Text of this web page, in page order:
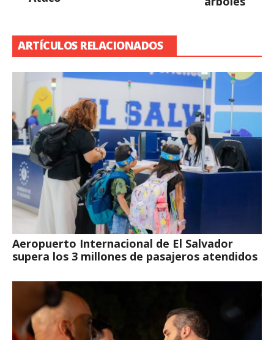
ARTÍCULOS RELACIONADOS
Aeropuerto Internacional de El Salvador
supera los 3 millones de pasajeros atendidos